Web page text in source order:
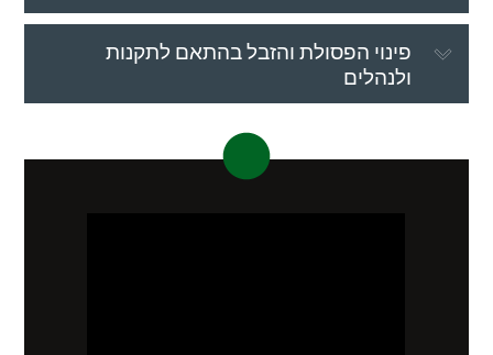
פינוי הפסולת והזבל בהתאם לתקנות
ולנהלים